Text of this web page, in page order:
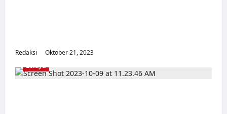
Redaksi Oktober 21, 2023
Lelayu